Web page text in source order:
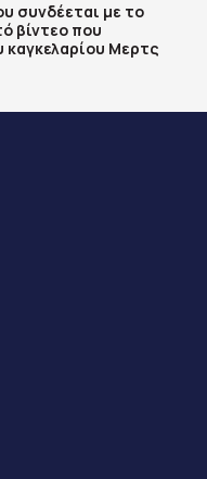
συνδέεται με το
βίντεο που
καγκελαρίου Μερτς